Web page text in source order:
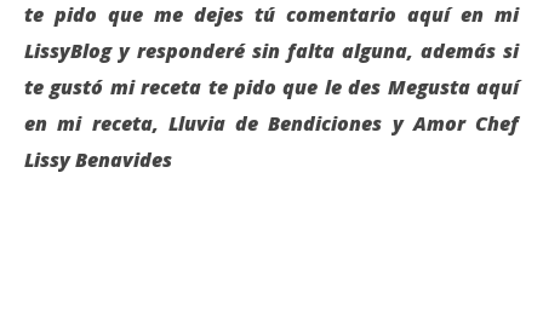
te pido que me dejes tú comentario aquí en mi
LissyBlog y responderé sin falta alguna, además si
te gustó mi receta te pido que le des Megusta aquí
en mi receta, Lluvia de Bendiciones y Amor Chef
Lissy Benavides